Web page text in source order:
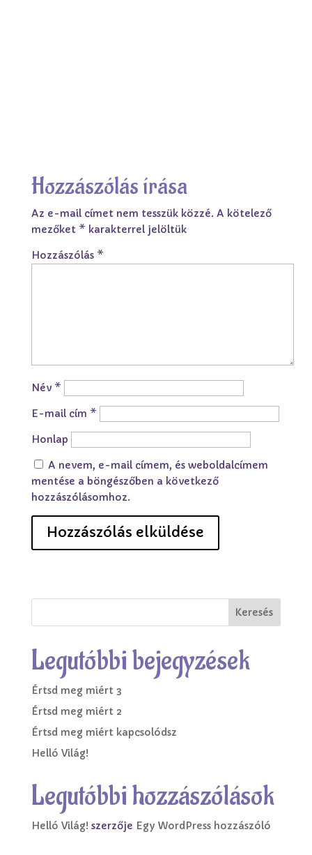
Hozzászólás írása
Az e-mail címet nem tesszük közzé. A kötelező
mezőket * karakterrel jelöltük
Hozzászólás *
Név *
E-mail cím *
Honlap
A nevem, e-mail címem, és weboldalcímem
mentése a böngészőben a következő
hozzászólásomhoz.
Keresés
Legutóbbi bejegyzések
Értsd meg miért 3
Értsd meg miért 2
Értsd meg miért kapcsolódsz
Helló Világ!
Legutóbbi hozzászólások
Helló Világ! szerzője Egy WordPress hozzászóló